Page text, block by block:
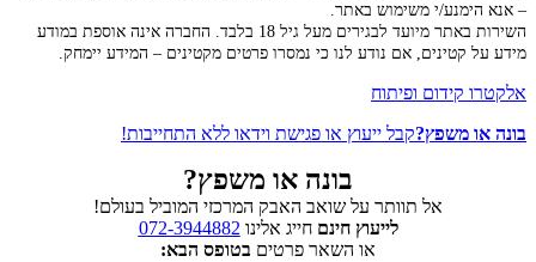
– אנא הימנע/י משימוש באתר.
השירות באתר מיועד לבגירים מעל גיל 18 בלבד. החברה אינה אוספת במודע
מידע על קטינים, אם נודע לנו כי נמסרו פרטים מקטינים – המידע יימחק.
אלקטרו קידום ופיתוח
בונה או משפץ?קבל ייעוץ או פגישת וידאו ללא התחייבות!
בונה או משפץ?
אל תוותר על שואב האבק המרכזי המוביל בעולם!
לייעוץ חינם חייג אלינו 072-3944882
או השאר פרטים בטופס הבא: